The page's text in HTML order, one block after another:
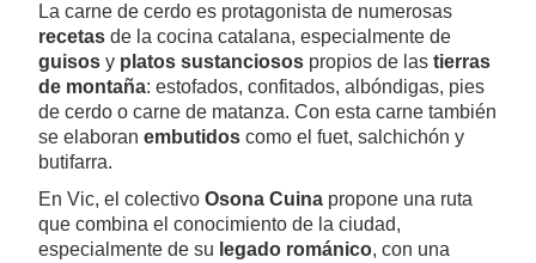
La carne de cerdo es protagonista de numerosas
recetas de la cocina catalana, especialmente de
guisos y platos sustanciosos propios de las tierras
de montaña: estofados, confitados, albóndigas, pies
de cerdo o carne de matanza. Con esta carne también
se elaboran embutidos como el fuet, salchichón y
butifarra.
En Vic, el colectivo Osona Cuina propone una ruta
que combina el conocimiento de la ciudad,
especialmente de su legado románico, con una